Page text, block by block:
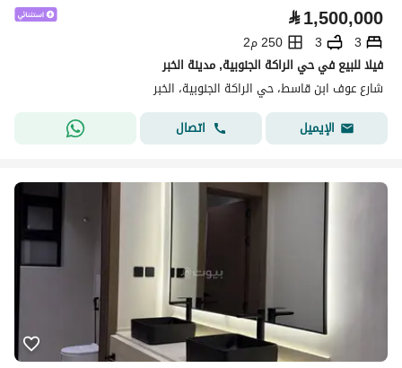
⃁1,500,000
3
3
250 م2
فيلا للبيع في حي الراكة الجنوبية, مدينة الخبر
شارع عوف ابن قاسط، حي الراكة الجنوبية، الخبر
الإيميل
اتصال